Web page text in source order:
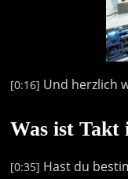
[0:16] Und herzlich
Was ist
[0:35] Hast du